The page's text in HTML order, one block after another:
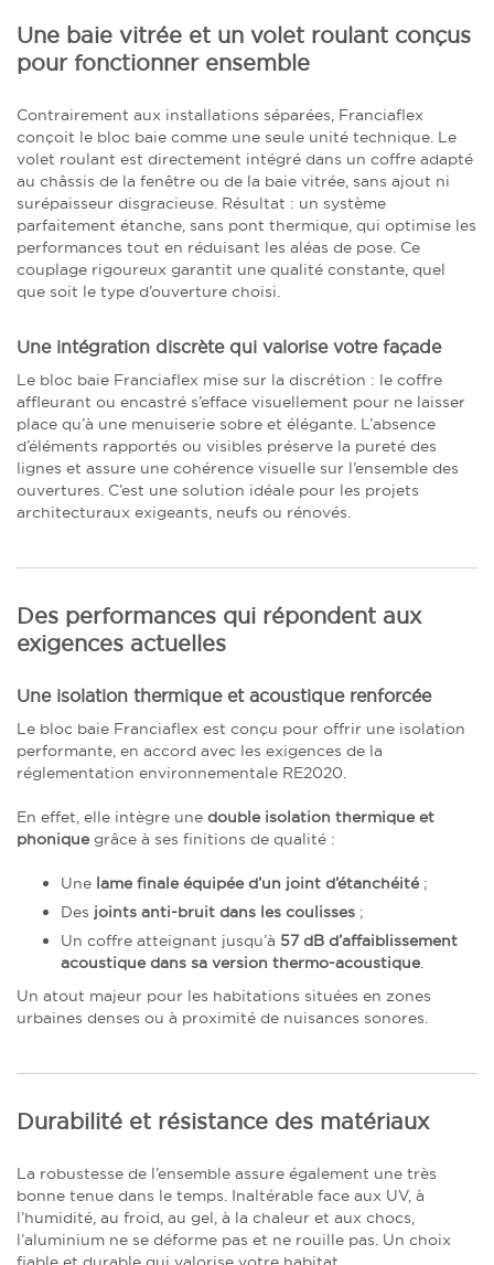
Une baie vitrée et un volet roulant conçus
pour fonctionner ensemble
Contrairement aux installations séparées, Franciaflex
conçoit le bloc baie comme une seule unité technique. Le
volet roulant est directement intégré dans un coffre adapté
au châssis de la fenêtre ou de la baie vitrée, sans ajout ni
surépaisseur disgracieuse. Résultat : un système
parfaitement étanche, sans pont thermique, qui optimise les
performances tout en réduisant les aléas de pose. Ce
couplage rigoureux garantit une qualité constante, quel
que soit le type d’ouverture choisi.
Une intégration discrète qui valorise votre façade
Le bloc baie Franciaflex mise sur la discrétion : le coffre
affleurant ou encastré s’efface visuellement pour ne laisser
place qu’à une menuiserie sobre et élégante. L’absence
d’éléments rapportés ou visibles préserve la pureté des
lignes et assure une cohérence visuelle sur l’ensemble des
ouvertures. C’est une solution idéale pour les projets
architecturaux exigeants, neufs ou rénovés.
Des performances qui répondent aux
exigences actuelles
Une isolation thermique et acoustique renforcée
Le bloc baie Franciaflex est conçu pour offrir une isolation
performante, en accord avec les exigences de la
réglementation environnementale RE2020.
En effet, elle intègre une double isolation thermique et
phoniquegrâce à ses finitions de qualité :
Une lame finale équipée d’un joint d’étanchéité;
Des joints anti-bruit dans les coulisses ;
Un coffre atteignant jusqu’à 57 dB d’affaiblissement
acoustique dans sa version thermo-acoustique.
Un atout majeur pour les habitations situées en zones
urbaines denses ou à proximité de nuisances sonores.
Durabilité et résistance des matériaux
La robustesse de l’ensemble assure également une très
bonne tenue dans le temps. Inaltérable face aux UV, à
l’humidité, au froid, au gel, à la chaleur et aux chocs,
l’aluminium ne se déforme pas et ne rouille pas. Un choix